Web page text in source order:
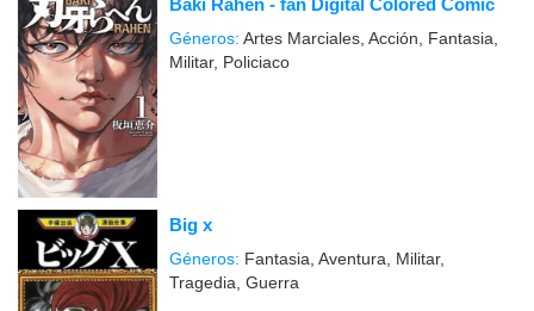
Baki Rahen - fan Digital Colored Comic
Géneros: Artes Marciales, Acción, Fantasia,
Militar, Policiaco
Big x
Géneros: Fantasia, Aventura, Militar,
Tragedia, Guerra